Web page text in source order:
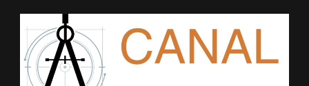
to
content